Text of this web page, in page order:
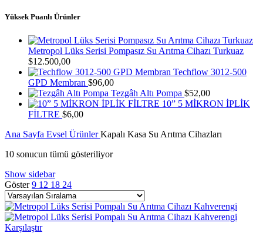
Yüksek Puanlı Ürünler
Metropol Lüks Serisi Pompasız Su Arıtma Cihazı Turkuaz
$12.500,00
Techflow 3012-500
GPD Membran $96,00
Tezgâh Altı Pompa $52,00
10” 5 MİKRON İPLİK
FİLTRE $6,00
Ana Sayfa Evsel ÜrünlerKapalı Kasa Su Arıtma Cihazları
10 sonucun tümü gösteriliyor
Show sidebar
Göster9 12 18 24
Karşılaştır